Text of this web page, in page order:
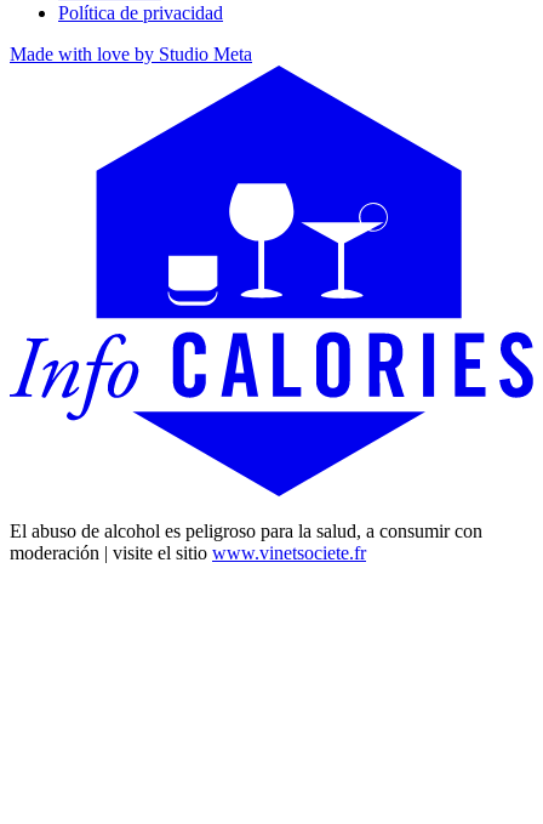
Política de privacidad
Made with love by Studio Meta
El abuso de alcohol es peligroso para la salud, a consumir con
moderación | visite el sitio www.vinetsociete.fr